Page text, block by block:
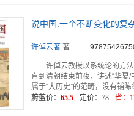
说中国:一个不断变化的复
许倬云著 著
许倬云教授以系统论的方
直到清朝结束前夜，讲述“华
属于“大历史”的范畴，没有铺
蔚蓝价： 65.5 定价： 78 省：